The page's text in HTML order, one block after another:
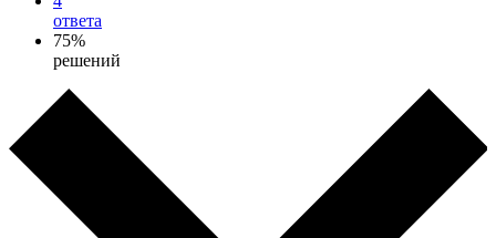
ответа
75%
решений